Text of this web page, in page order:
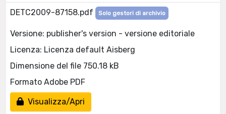
DETC2009-87158.pdf Solo gestori di archivio
Versione: publisher's version - versione editoriale
Licenza: Licenza default Aisberg
Dimensione del file 750.18 kB
Formato Adobe PDF
Visualizza/Apri